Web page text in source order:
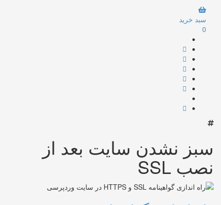
سبد خرید
0
سبز نشدن سایت بعد از
نصب SSL